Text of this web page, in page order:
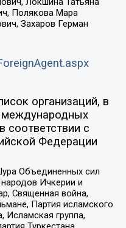
Полякова Мара
Захаров Герман
организаций, в
международных
соответствии с
Федерации
Объединенных сил
Ичкерии и
Священная война,
Партия исламского
группа,